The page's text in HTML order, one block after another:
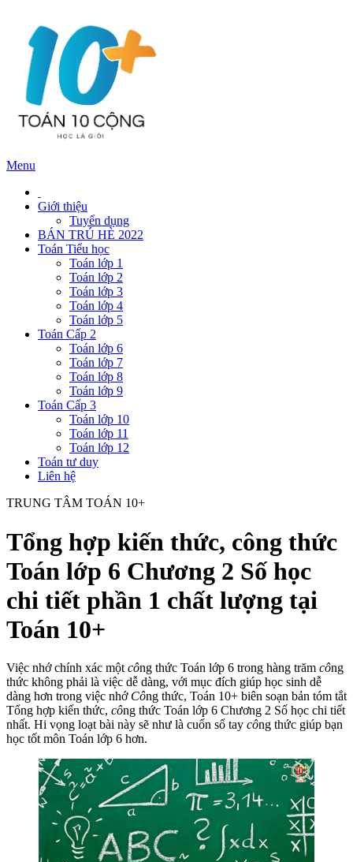
Menu
Giới thiệu
Tuyển dụng
BÁN TRÚ HÈ 2022
Toán Tiểu học
Toán lớp 1
Toán lớp 2
Toán lớp 3
Toán lớp 4
Toán lớp 5
Toán Cấp 2
Toán lớp 6
Toán lớp 7
Toán lớp 8
Toán lớp 9
Toán Cấp 3
Toán lớp 10
Toán lớp 11
Toán lớp 12
Toán tư duy
Liên hệ
TRUNG TÂM TOÁN 10+
Tổng hợp kiến thức, công thức
Toán lớp 6 Chương 2 Số học
chi tiết phần 1 chất lượng tại
Toán 10+
Việc nhớ chính xác một công thức Toán lớp 6 trong hàng trăm công
thức không phải là việc dễ dàng, với mục đích giúp học sinh dễ
dàng hơn trong việc nhớ Công thức, Toán 10+ biên soạn bản tóm tắt
Tổng hợp kiến thức, công thức Toán lớp 6 Chương 2 Số học chi tiết
nhất. Hi vọng loạt bài này sẽ như là cuốn sổ tay công thức giúp bạn
học tốt môn Toán lớp 6 hơn.